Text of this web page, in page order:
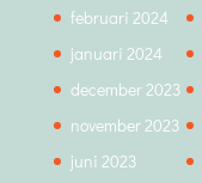
februari 2024
januari 2024
december 2023
november 2023
juni 2023